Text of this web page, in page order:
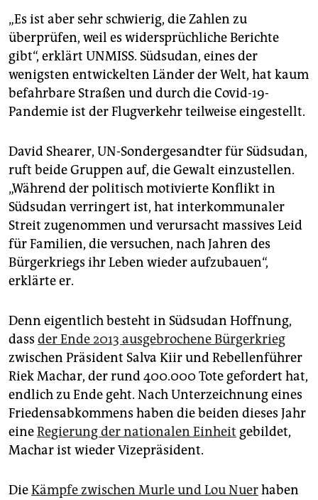
„Es ist aber sehr schwierig, die Zahlen zu
überprüfen, weil es widersprüchliche Berichte
gibt“, erklärt UNMISS. Südsudan, eines der
wenigsten entwickelten Länder der Welt, hat kaum
befahrbare Straßen und durch die Covid-19-
Pandemie ist der Flugverkehr teilweise eingestellt.
David Shearer, UN-Sondergesandter für Südsudan,
ruft beide Gruppen auf, die Gewalt einzustellen.
„Während der politisch motivierte Konflikt in
Südsudan verringert ist, hat interkommunaler
Streit zugenommen und verursacht massives Leid
für Familien, die versuchen, nach Jahren des
Bürgerkriegs ihr Leben wieder aufzubauen“,
erklärte er.
Denn eigentlich besteht in Südsudan Hoffnung,
dass der Ende 2013 ausgebrochene Bürgerkrieg
zwischen Präsident Salva Kiir und Rebellenführer
Riek Machar, der rund 400.000 Tote gefordert hat,
endlich zu Ende geht. Nach Unterzeichnung eines
Friedensabkommens haben die beiden dieses Jahr
eineRegierung der na­tio­nalen Einheit gebildet,
Machar ist wieder Vizepräsident.
DieKämpfe zwischen Murle und Lou Nuerhaben